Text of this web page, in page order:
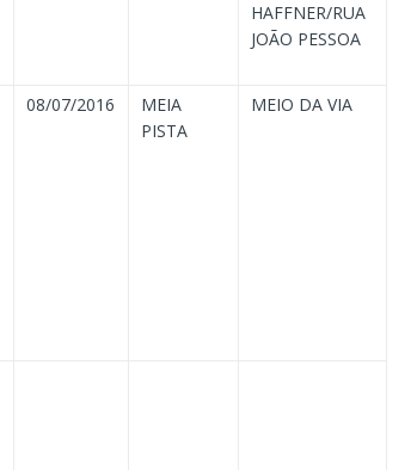
HAFFNER/RUA
JOÃO PESSOA
08/07/2016
MEIA
PISTA
MEIO DA VIA